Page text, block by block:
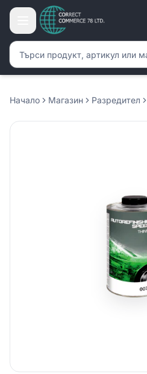
Търсене на продукти
Начало Магазин Разредител